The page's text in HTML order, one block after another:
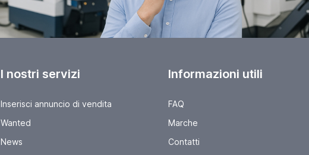
I nostri servizi
Inserisci annuncio di vendita
Wanted
News
Informazioni utili
FAQ
Marche
Contatti